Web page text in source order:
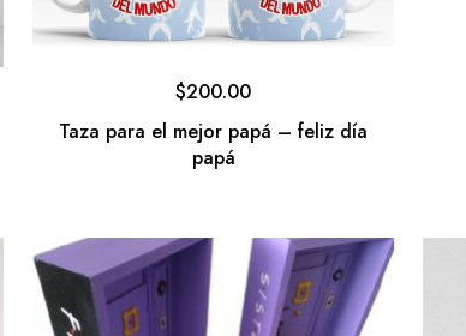
Taza para el mejor papá – feliz día
papá
$200.00